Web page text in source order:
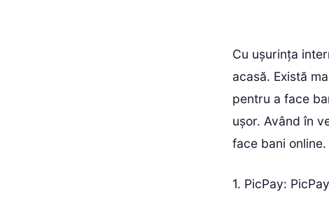
Cu ușurința
acasă. Există
pentru a face
ușor. Având în
face bani
1. PicPay: